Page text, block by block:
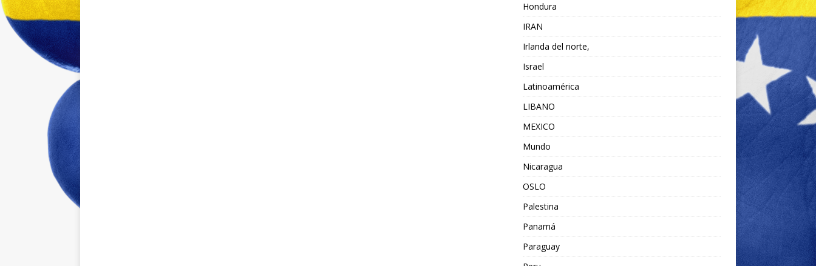
Hondura
IRAN
Irlanda del norte,
Israel
Latinoamérica
LIBANO
MEXICO
Mundo
Nicaragua
OSLO
Palestina
Panamá
Paraguay